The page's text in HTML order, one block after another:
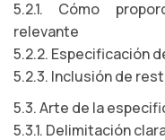
5.2.1. Cómo
relevante
5.2.2. Especificación
5.2.3. Inclusión de
5.3. Arte de la
5.3.1. Delimitación